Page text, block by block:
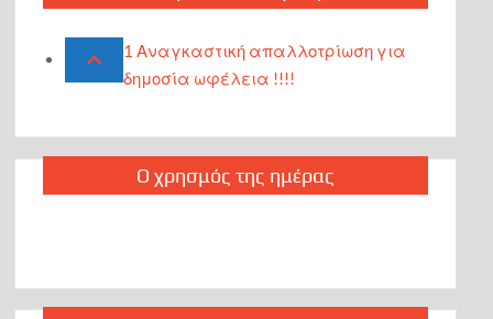
1 Αναγκαστική απαλλοτρίωση για
δημοσία ωφέλεια !!!!
Ο χρησμός της ημέρας